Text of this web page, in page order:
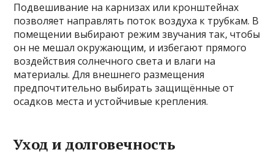
Подвешивание на карнизах или кронштейнах
позволяет направлять поток воздуха к трубкам. В
помещении выбирают режим звучания так, чтобы
он не мешал окружающим, и избегают прямого
воздействия солнечного света и влаги на
материалы. Для внешнего размещения
предпочтительно выбирать защищённые от
осадков места и устойчивые крепления.
Уход и долговечность